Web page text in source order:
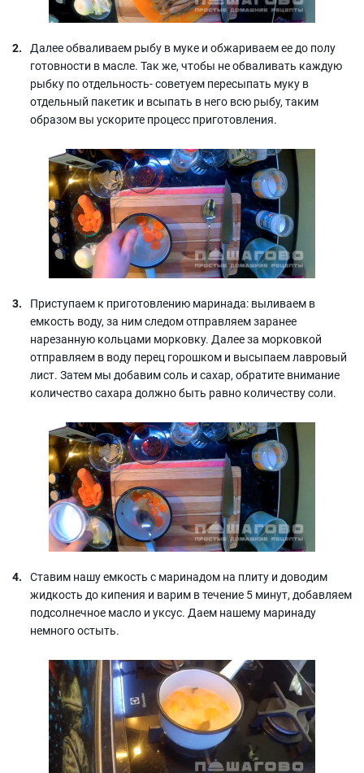
Далее обваливаем рыбу в муке и обжариваем ее до полу
готовности в масле. Так же, чтобы не обваливать каждую
рыбку по отдельность- советуем пересыпать муку в
отдельный пакетик и всыпать в него всю рыбу, таким
образом вы ускорите процесс приготовления.
Приступаем к приготовлению маринада: выливаем в
емкость воду, за ним следом отправляем заранее
нарезанную кольцами морковку. Далее за морковкой
отправляем в воду перец горошком и высыпаем лавровый
лист. Затем мы добавим соль и сахар, обратите внимание
количество сахара должно быть равно количеству соли.
Ставим нашу емкость с маринадом на плиту и доводим
жидкость до кипения и варим в течение 5 минут, добавляем
подсолнечное масло и уксус. Даем нашему маринаду
немного остыть.